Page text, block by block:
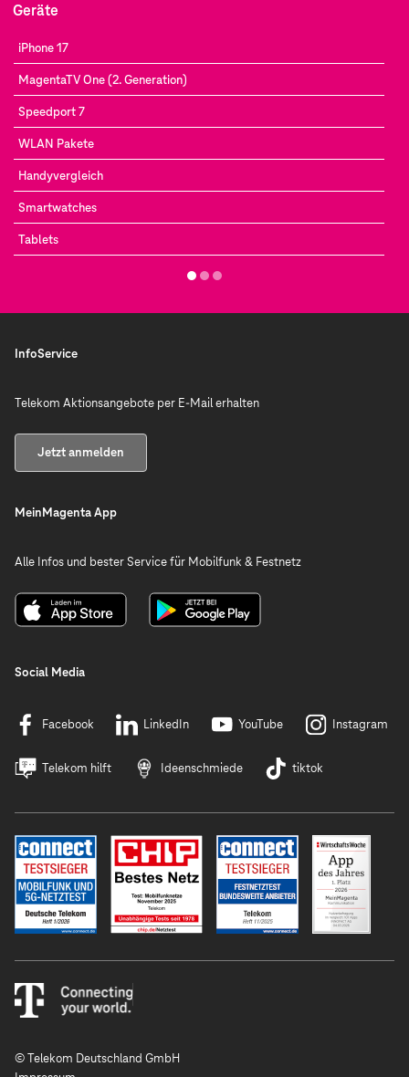
Geräte
iPhone 17
MagentaTV One (2. Generation)
Speedport 7
WLAN Pakete
Handyvergleich
Smartwatches
Tablets
InfoService
Telekom Aktionsangebote per E-Mail erhalten
Jetzt anmelden
MeinMagenta App
Alle Infos und bester Service für Mobilfunk & Festnetz
Social Media
Facebook LinkedIn YouTube Instagram
Telekom hilft Ideenschmiede tiktok
© Telekom Deutschland GmbH